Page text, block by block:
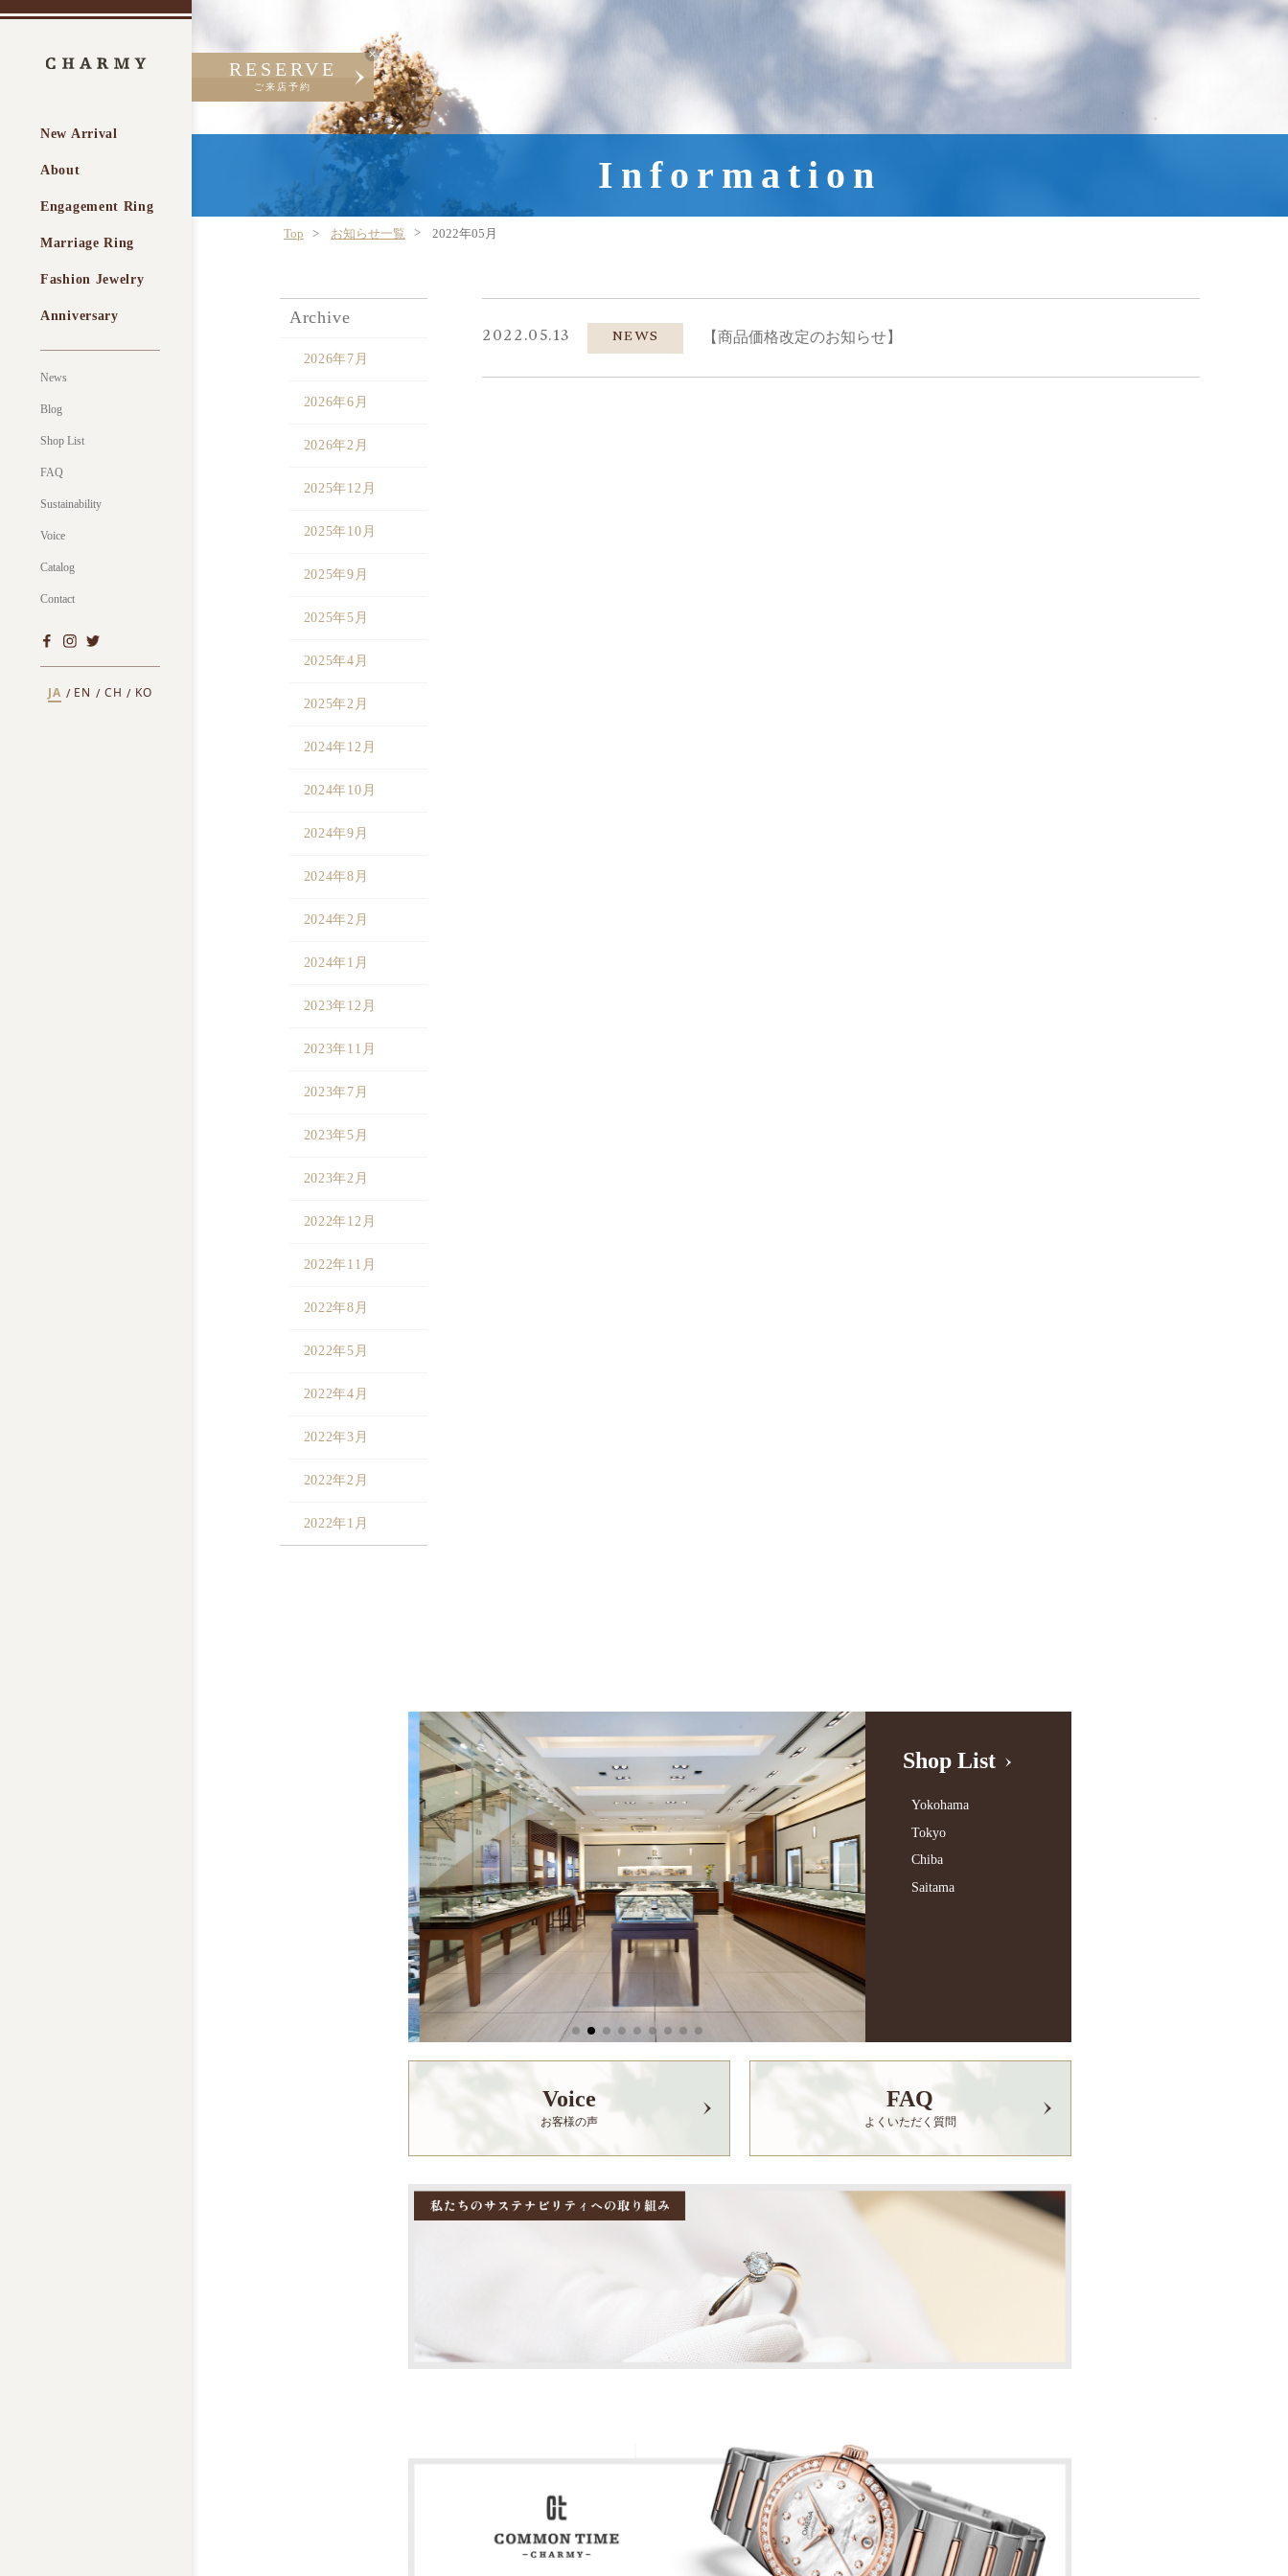
New Arrival
About
Engagement Ring
Marriage Ring
Fashion Jewelry
Anniversary
News
Blog
Shop List
FAQ
Sustainability
Voice
Catalog
Contact
JA EN CH KO
RESERVE
ご来店予約
Information
Top お知らせ一覧 2022年05月
Archive
2026年7月
2026年6月
2026年2月
2025年12月
2025年10月
2025年9月
2025年5月
2025年4月
2025年2月
2024年12月
2024年10月
2024年9月
2024年8月
2024年2月
2024年1月
2023年12月
2023年11月
2023年7月
2023年5月
2023年2月
2022年12月
2022年11月
2022年8月
2022年5月
2022年4月
2022年3月
2022年2月
2022年1月
2022.05.13 NEWS 【商品価格改定のお知らせ】
Shop List
Yokohama
Tokyo
Chiba
Saitama
Voice
お客様の声
FAQ
よくいただく質問